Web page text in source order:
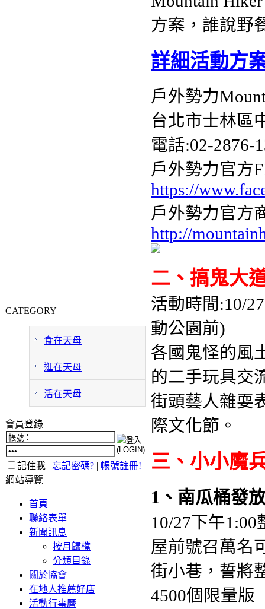
CATEGORY
食在天母
逛在天母
活在天母
會員登錄
記住我 | 忘記密碼? | 帳號註冊!
網站導覽
首頁
聯絡表單
新聞訊息
按月歸檔
分類目錄
關於協會
在地人推薦好店
活動行事曆
方案，誰說野
詳細活動方
戶外勢力
台北市士林區
電話:02-2876-
戶外勢力官方
https://
戶外勢力官方
http://
二、搞鬼大
活動時間:10/
動公園前)
各國鬼怪的風
的二手玩具交
街頭藝人雜耍
際文化節。
三、小小魔
1、南瓜桶發
10/27下午
屋前號召萬名
街小巷，誓將
4500個限量版